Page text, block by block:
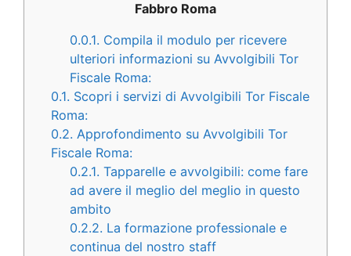
Fabbro Roma
0.0.1. Compila il modulo per ricevere
ulteriori informazioni su Avvolgibili Tor
Fiscale Roma:
0.1. Scopri i servizi di Avvolgibili Tor Fiscale
Roma:
0.2. Approfondimento su Avvolgibili Tor
Fiscale Roma:
0.2.1. Tapparelle e avvolgibili: come fare
ad avere il meglio del meglio in questo
ambito
0.2.2. La formazione professionale e
continua del nostro staff